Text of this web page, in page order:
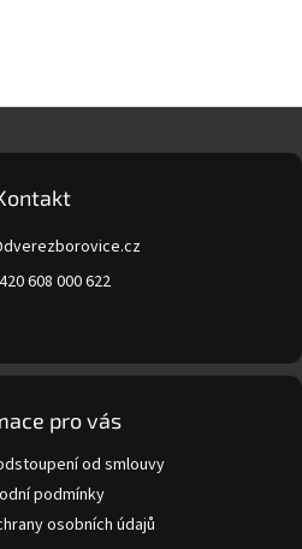
dverezborovice.cz
608 000 622
pro vás
od smlouvy
podmínky
osobních údajů